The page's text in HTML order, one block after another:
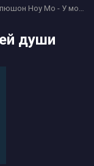
Ноу Мо - У моей души
души